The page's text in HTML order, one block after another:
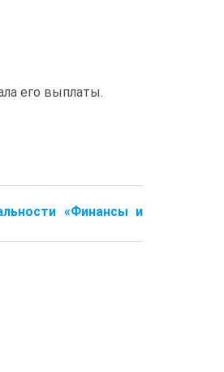
его выплаты.
«Финансы и